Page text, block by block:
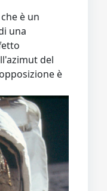
è un
una
del
è